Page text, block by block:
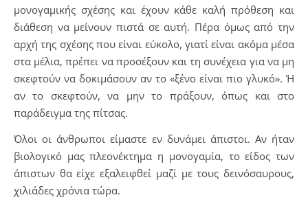
μονογαμικής σχέσης και έχουν κάθε καλή πρόθεση και
διάθεση να μείνουν πιστά σε αυτή. Πέρα όμως από την
αρχή της σχέσης που είναι εύκολο, γιατί είναι ακόμα μέσα
στα μέλια, πρέπει να προσέξουν και τη συνέχεια για να μη
σκεφτούν να δοκιμάσουν αν το «ξένο είναι πιο γλυκό». Ή
αν το σκεφτούν, να μην το πράξουν, όπως και στο
παράδειγμα της πίτσας.
Όλοι οι άνθρωποι είμαστε εν δυνάμει άπιστοι. Αν ήταν
βιολογικό μας πλεονέκτημα η μονογαμία, το είδος των
άπιστων θα είχε εξαλειφθεί μαζί με τους δεινόσαυρους,
χιλιάδες χρόνια τώρα.